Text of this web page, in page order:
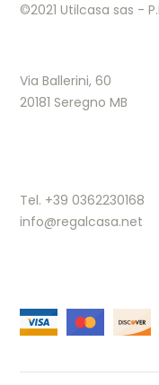
©2021 Utilcasa sas -
Via Ballerini, 60
20181 Seregno MB
Tel. +39 0362230168
info@regalcasa.net